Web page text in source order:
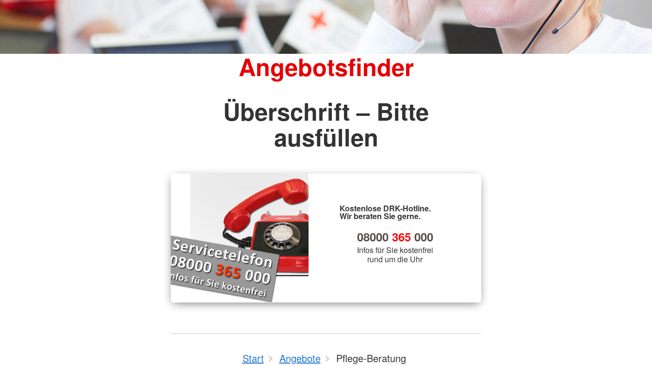
Angebotsfinder
Überschrift – Bitte
ausfüllen
Kostenlose DRK-Hotline.
Wir beraten Sie gerne.
08000 365000
Infos für Sie kostenfrei
rund um die Uhr
Start Angebote Pflege-Beratung